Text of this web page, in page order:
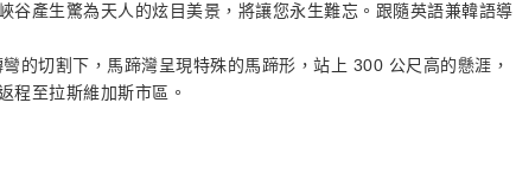
谷產生驚為天人的炫目美景，將讓您永生難忘。跟隨英語兼韓語導
的切割下，馬蹄灣呈現特殊的馬蹄形，站上 300 公尺高的懸涯，
程至拉斯維加斯市區。